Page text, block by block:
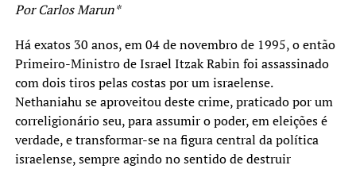
além de induzir o executivo a uma satisfação que só
existe para seus apoiadores. Esperamos mais os esforços
do executivo e que comecem a dar frutos, pois torcemos
sempre para o melhor, as pessoas no geral estão mais
conscientes e não aceitam mais gastos desnecessários
com dinheiro público, o modelo de política para
satisfação e ambições individuais precisa mudar – poder
pelo poder – temos condições pra isso, a cidade não se
Por Carlos Marun*
Há exatos 30 anos, em 04 de novembro de 1995, o então
Primeiro-Ministro de Israel Itzak Rabin foi assassinado
com dois tiros pelas costas por um israelense.
Nethaniahu se aproveitou deste crime, praticado por um
correligionário seu, para assumir o poder, em eleições é
verdade, e transformar-se na figura central da política
israelense, sempre agindo no sentido de destruir